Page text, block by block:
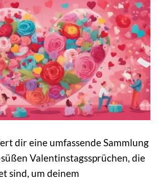
dir eine umfassende Sammlung
Valentinstagssprüchen, die
sind, um deinem